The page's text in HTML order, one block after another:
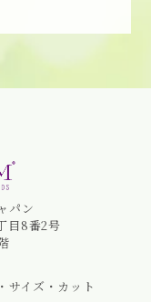
パン
目8番2号
サイズ・カット